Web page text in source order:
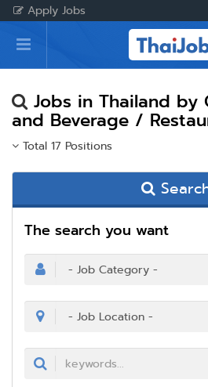
Apply Jobs
Home
Login
Register
Jobs in Thailand by
and Beverage /
Total 17 Positions
The search you want